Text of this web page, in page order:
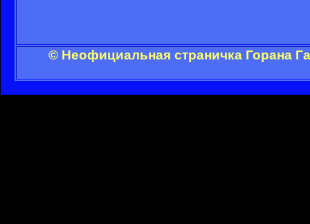
© Неофициальная страничка Горана